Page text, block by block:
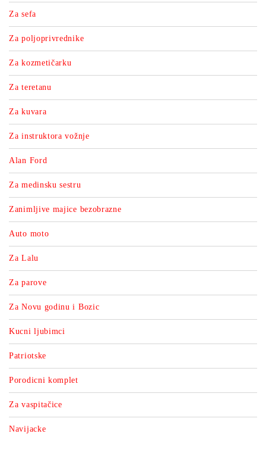
Za sefa
Za poljoprivrednike
Za kozmetičarku
Za teretanu
Za kuvara
Za instruktora vožnje
Alan Ford
Za medinsku sestru
Zanimljive majice bezobrazne
Auto moto
Za Lalu
Za parove
Za Novu godinu i Bozic
Kucni ljubimci
Patriotske
Porodicni komplet
Za vaspitačice
Navijacke